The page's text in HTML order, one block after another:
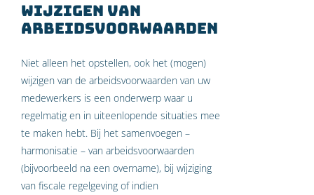
Wijzigen van
arbeidsvoorwaarden
Niet alleen het opstellen, ook het (mogen)
wijzigen van de arbeidsvoorwaarden van uw
medewerkers is een onderwerp waar u
regelmatig en in uiteenlopende situaties mee
te maken hebt. Bij het samenvoegen –
harmonisatie – van arbeidsvoorwaarden
(bijvoorbeeld na een overname), bij wijziging
van fiscale regelgeving of indien